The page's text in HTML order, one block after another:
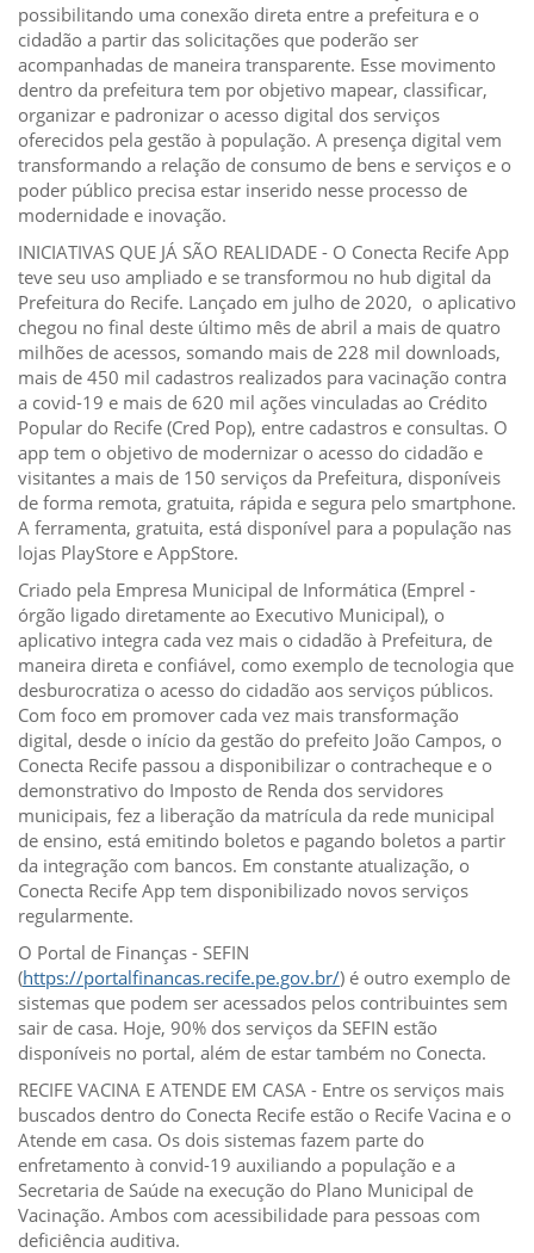
possibilitando uma conexão direta entre a prefeitura e o
cidadão a partir das solicitações que poderão ser
acompanhadas de maneira transparente. Esse movimento
dentro da prefeitura tem por objetivo mapear, classificar,
organizar e padronizar o acesso digital dos serviços
oferecidos pela gestão à população. A presença digital vem
transformando a relação de consumo de bens e serviços e o
poder público precisa estar inserido nesse processo de
modernidade e inovação.
INICIATIVAS QUE JÁ SÃO REALIDADE - O Conecta Recife App
teve seu uso ampliado e se transformou no hub digital da
Prefeitura do Recife. Lançado em julho de 2020, o aplicativo
chegou no final deste último mês de abril a mais de quatro
milhões de acessos, somando mais de 228 mil downloads,
mais de 450 mil cadastros realizados para vacinação contra
a covid-19 e mais de 620 mil ações vinculadas ao Crédito
Popular do Recife (Cred Pop), entre cadastros e consultas. O
app tem o objetivo de modernizar o acesso do cidadão e
visitantes a mais de 150 serviços da Prefeitura, disponíveis
de forma remota, gratuita, rápida e segura pelo smartphone.
A ferramenta, gratuita, está disponível para a população nas
lojas PlayStore e AppStore.
Criado pela Empresa Municipal de Informática (Emprel -
órgão ligado diretamente ao Executivo Municipal), o
aplicativo integra cada vez mais o cidadão à Prefeitura, de
maneira direta e confiável, como exemplo de tecnologia que
desburocratiza o acesso do cidadão aos serviços públicos.
Com foco em promover cada vez mais transformação
digital, desde o início da gestão do prefeito João Campos, o
Conecta Recife passou a disponibilizar o contracheque e o
demonstrativo do Imposto de Renda dos servidores
municipais, fez a liberação da matrícula da rede municipal
de ensino, está emitindo boletos e pagando boletos a partir
da integração com bancos. Em constante atualização, o
Conecta Recife App tem disponibilizado novos serviços
regularmente.
O Portal de Finanças - SEFIN
(https://portalfinancas.recife.pe.gov.br/) é outro exemplo de
sistemas que podem ser acessados pelos contribuintes sem
sair de casa. Hoje, 90% dos serviços da SEFIN estão
disponíveis no portal, além de estar também no Conecta.
RECIFE VACINA E ATENDE EM CASA - Entre os serviços mais
buscados dentro do Conecta Recife estão o Recife Vacina e o
Atende em casa. Os dois sistemas fazem parte do
enfretamento à convid-19 auxiliando a população e a
Secretaria de Saúde na execução do Plano Municipal de
Vacinação. Ambos com acessibilidade para pessoas com
deficiência auditiva.